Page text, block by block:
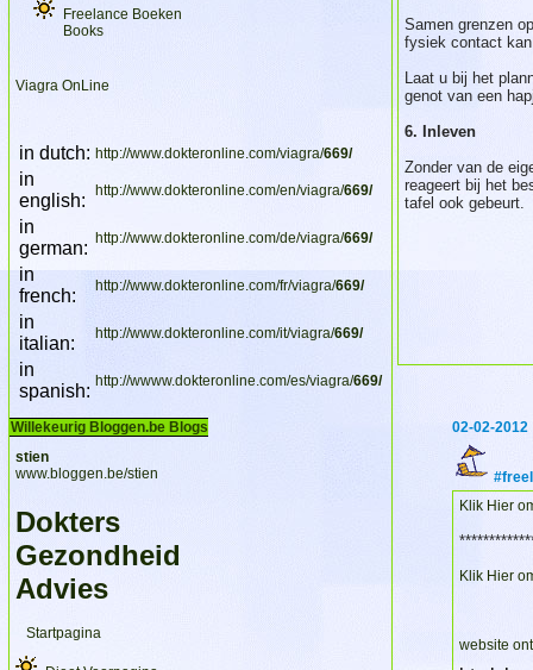
Freelance Boeken
Books
Viagra OnLine
in dutch: http://www.dokteronline.com/viagra/669/
in
english:
http://www.dokteronline.com/en/viagra/669/
in
german: http://www.dokteronline.com/de/viagra/669/
in
french:
http://www.dokteronline.com/fr/viagra/669/
in
italian:
http://www.dokteronline.com/it/viagra/669/
in
spanish: http://wwww.dokteronline.com/es/viagra/669/
Willekeurig Bloggen.be Blogs
stien
www.bloggen.be/stien
Dokters
Gezondheid
Advies
Startpagina
Samen grenzen
fysiek contact
Laat u bij het
genot van een
6. Inleven
Zonder van de
reageert bij het
tafel ook gebeurt.
02-02-2012
Klik Hier
Klik Hier
website